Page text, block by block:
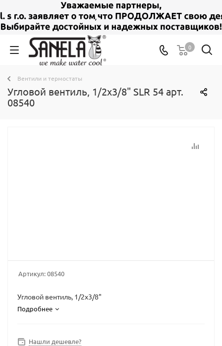
0
Вентили и термостаты
Угловой вентиль, 1/2x3/8" SLR 54 арт.
08540
Артикул:08540
Угловой вентиль, 1/2x3/8"
Подробнее
Нашли дешевле?